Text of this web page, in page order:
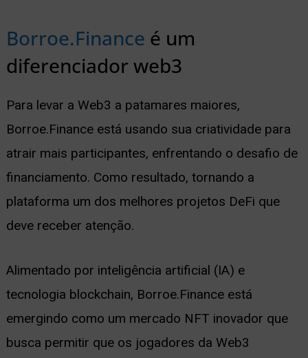
Borroe.Finance é um
diferenciador web3
Para levar a Web3 a patamares maiores,
Borroe.Finance está usando sua criatividade para
atrair mais participantes, enfrentando o desafio de
financiamento. Como resultado, tornando a
plataforma um dos melhores projetos DeFi que
deve receber atenção.
Alimentado por inteligência artificial (IA) e
tecnologia blockchain, Borroe.Finance está
emergindo como um mercado NFT inovador que
busca permitir que os jogadores da Web3